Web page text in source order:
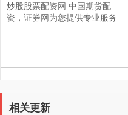
炒股股票配资网 中国期货配
资，证券网为您提供专业服务
相关更新